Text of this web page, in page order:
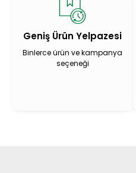
Geniş Ürün Yelpazesi
Binlerce ürün ve kampanya
seçeneği